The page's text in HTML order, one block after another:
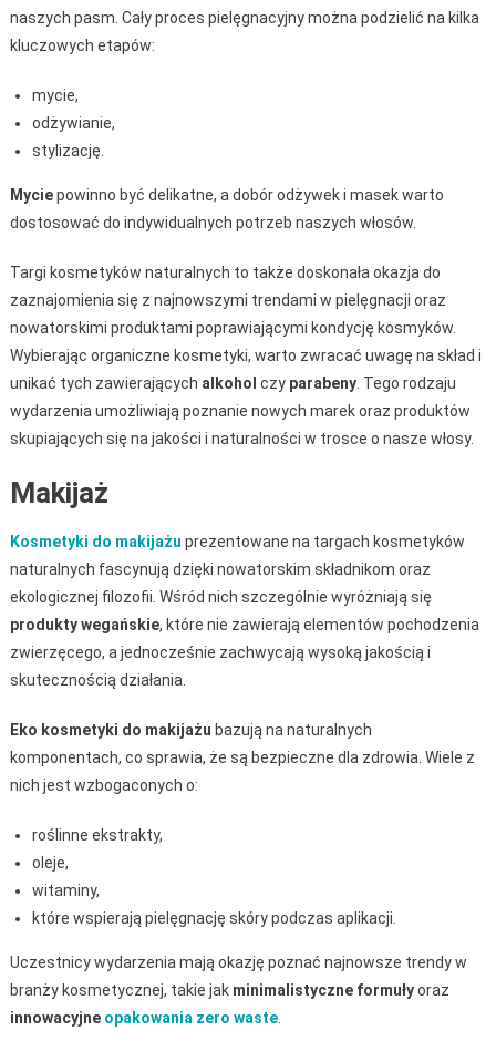
naszych pasm. Cały proces pielęgnacyjny można podzielić na kilka
kluczowych etapów:
mycie,
odżywianie,
stylizację.
Myciepowinno być delikatne, a dobór odżywek i masek warto
dostosować do indywidualnych potrzeb naszych włosów.
Targi kosmetyków naturalnych to także doskonała okazja do
zaznajomienia się z najnowszymi trendami w pielęgnacji oraz
nowatorskimi produktami poprawiającymi kondycję kosmyków.
Wybierając organiczne kosmetyki, warto zwracać uwagę na skład i
unikać tych zawierających alkohol czy parabeny. Tego rodzaju
wydarzenia umożliwiają poznanie nowych marek oraz produktów
skupiających się na jakości i naturalności w trosce o nasze włosy.
Makijaż
Kosmetyki do makijażu prezentowane na targach kosmetyków
naturalnych fascynują dzięki nowatorskim składnikom oraz
ekologicznej filozofii. Wśród nich szczególnie wyróżniają się
produkty wegańskie, które nie zawierają elementów pochodzenia
zwierzęcego, a jednocześnie zachwycają wysoką jakością i
skutecznością działania.
Eko kosmetyki do makijażu bazują na naturalnych
komponentach, co sprawia, że są bezpieczne dla zdrowia. Wiele z
nich jest wzbogaconych o:
roślinne ekstrakty,
oleje,
witaminy,
które wspierają pielęgnację skóry podczas aplikacji.
Uczestnicy wydarzenia mają okazję poznać najnowsze trendy w
branży kosmetycznej, takie jak minimalistyczne formułyoraz
innowacyjne opakowania zero waste.